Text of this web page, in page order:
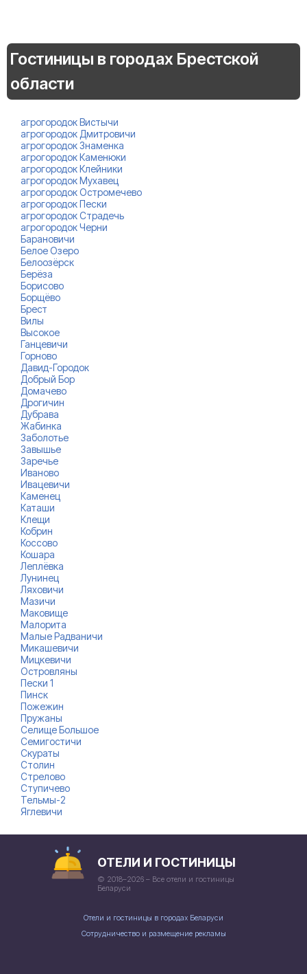
Гостиницы в городах Брестской
области
агрогородок Вистычи
агрогородок Дмитровичи
агрогородок Знаменка
агрогородок Каменюки
агрогородок Клейники
агрогородок Мухавец
агрогородок Остромечево
агрогородок Пески
агрогородок Страдечь
агрогородок Черни
Барановичи
Белое Озеро
Белоозёрск
Берёза
Борисово
Борщёво
Брест
Вилы
Высокое
Ганцевичи
Горново
Давид-Городок
Добрый Бор
Домачево
Дрогичин
Дубрава
Жабинка
Заболотье
Завышье
Заречье
Иваново
Ивацевичи
Каменец
Каташи
Клещи
Кобрин
Коссово
Кошара
Леплёвка
Лунинец
Ляховичи
Мазичи
Маковище
Малорита
Малые Радваничи
Микашевичи
Мицкевичи
Островляны
Пески 1
Пинск
Пожежин
Пружаны
Селище Большое
Семигостичи
Скураты
Столин
Стрелово
Ступичево
Тельмы-2
Яглевичи
ОТЕЛИ И ГОСТИНИЦЫ
© 2018–2026 – Все отели и гостиницы
Беларуси
Отели и гостиницы в городах Беларуси
Сотрудничество и размещение рекламы